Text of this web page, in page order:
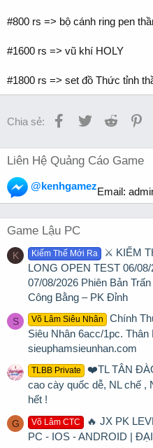
#800 rs => bộ cánh ring pen
#1600 rs => vũ khí HOLY
#1800 rs => set đồ Thức tỉnh
Chia sẻ: Facebook
TwitterReddit
Liên Hệ Quảng Cáo Game
@kenhgamezEmail:
Game Lậu PC
K Kiếm Thế Mới Ra
⚔️ KIẾM
LONG OPEN TEST 06/
07/08/2026 Phiên Bản
Công Bằng – PK Đỉnh
S Võ Lâm Siêu Nhân
Chính
Siêu Nhân 6acc/1pc.
sieuphamsieunhan.com
TLBB Private
❤️TL TÂN
cao cày quốc dễ, NL chế ,
hết !
G Võ Lâm CTC
🔥 JX PK
PC - IOS - ANDROID |